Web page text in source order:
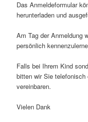
Das Anmeldeformular
herunterladen und
Am Tag der Anmeldung
persönlich
Falls bei Ihrem Kind
bitten wir Sie
vereinbaren.
Vielen Dank